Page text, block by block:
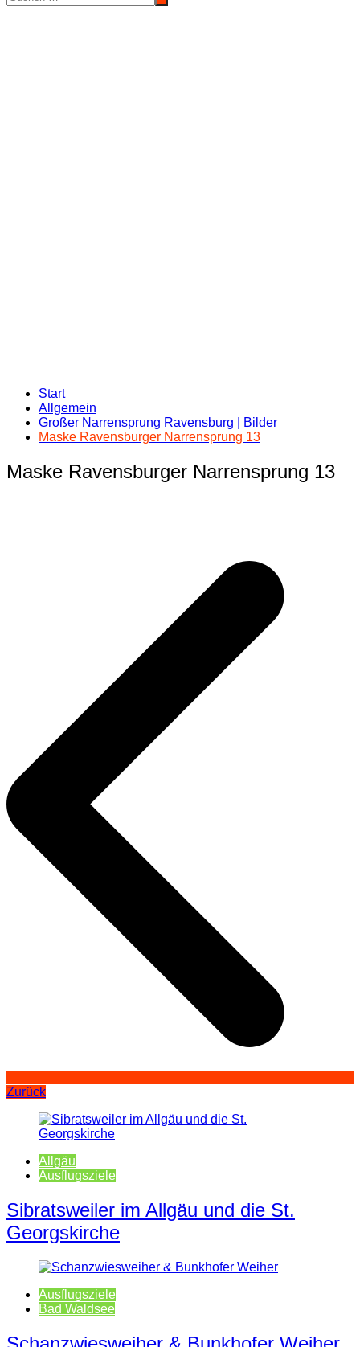
Start
Allgemein
Großer Narrensprung Ravensburg | Bilder
Maske Ravensburger Narrensprung 13
Maske Ravensburger Narrensprung 13
Zurück
Allgäu
Ausflugsziele
Sibratsweiler im Allgäu und die St.
Georgskirche
Ausflugsziele
Bad Waldsee